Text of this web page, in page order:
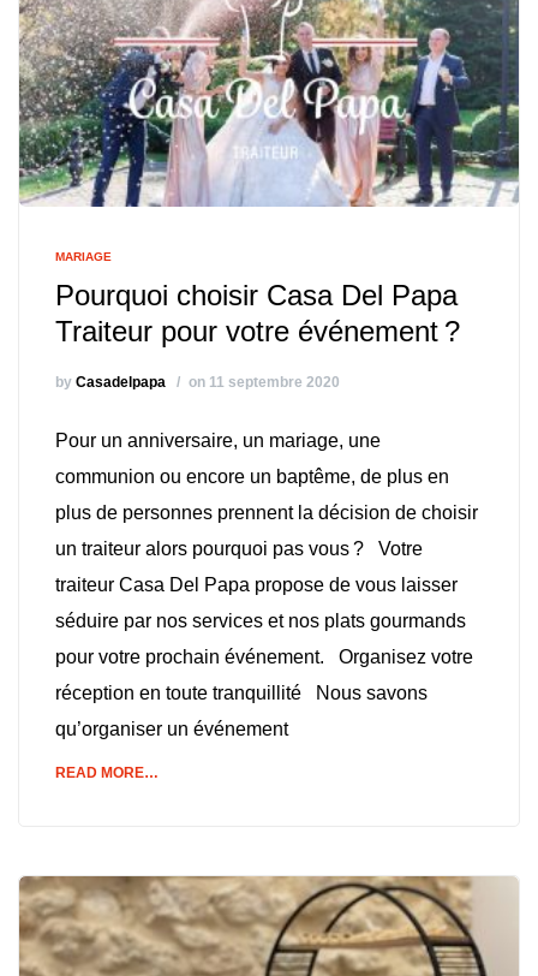
MARIAGE
Pourquoi choisir Casa Del Papa
Traiteur pour votre événement ?
by Casadelpapa on 11 septembre 2020
Pour un anniversaire, un mariage, une
communion ou encore un baptême, de plus en
plus de personnes prennent la décision de choisir
un traiteur alors pourquoi pas vous ? Votre
traiteur Casa Del Papa propose de vous laisser
séduire par nos services et nos plats gourmands
pour votre prochain événement. Organisez votre
réception en toute tranquillité Nous savons
qu’organiser un événement
READ MORE…